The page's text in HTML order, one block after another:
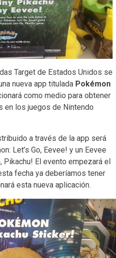
Target de Estados Unidos se
nueva app titulada Pokémon
como medio para obtener
en los juegos de Nintendo
a través de la app será
Let’s Go, Eevee! y un Eevee
Pikachu! El evento empezará el
fecha ya deberíamos tener
esta nueva aplicación.